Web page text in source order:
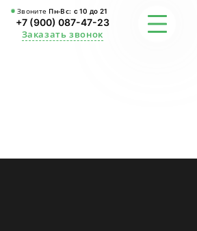
Звоните Пн-Вс: с 10 до 21
+7 (900) 087-47-23
Заказать звонок